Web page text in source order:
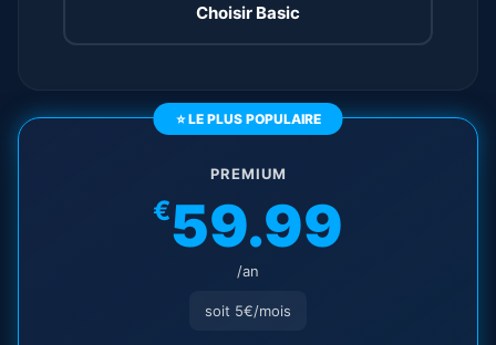
Choisir Basic
⭐ LE PLUS POPULAIRE
PREMIUM
€59.99
/an
soit 5€/mois